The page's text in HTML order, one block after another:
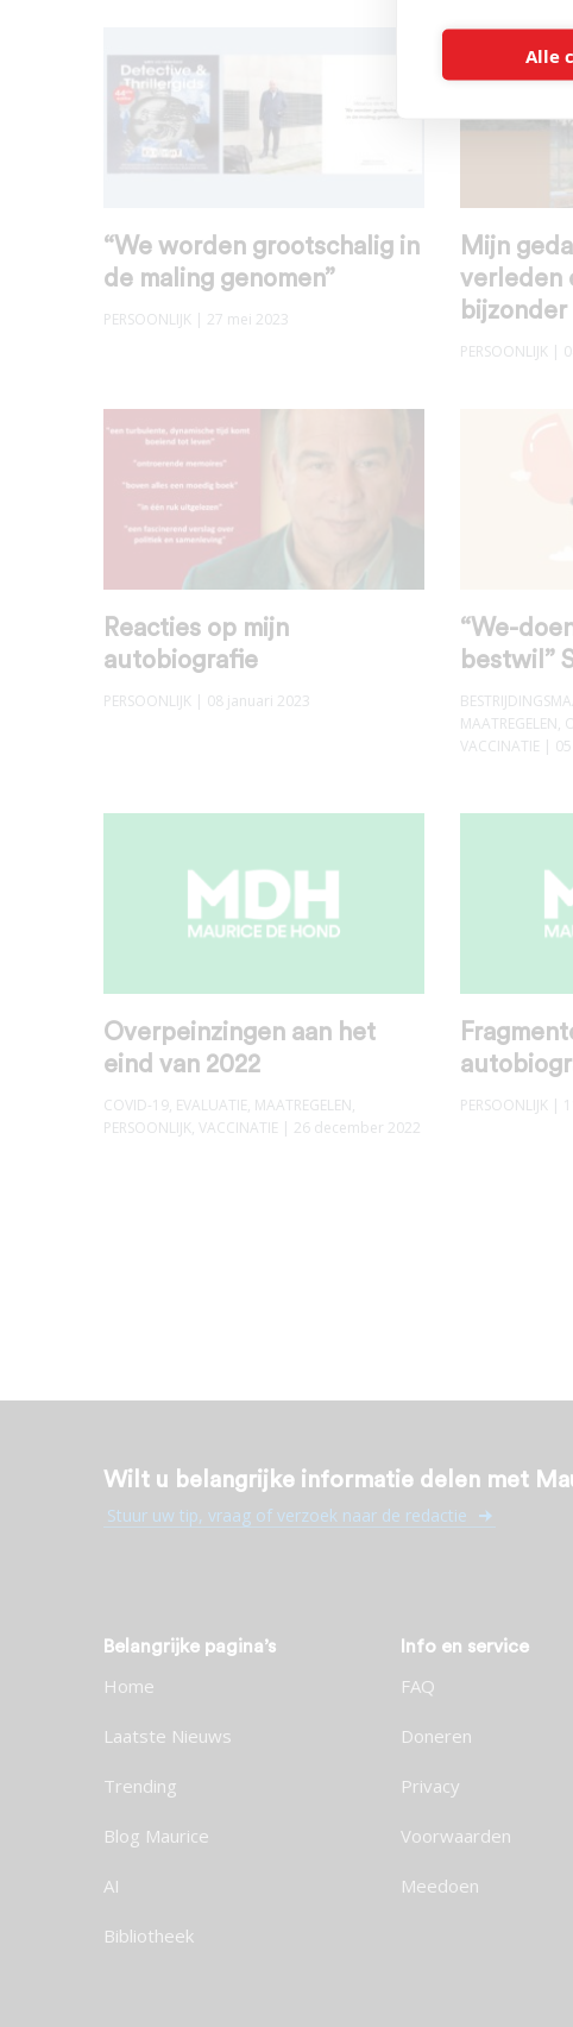
Alle
“We worden grootschalig in
de maling genomen”
PERSOONLIJK | 27 mei 2023
Mijn
verleden
PERSOONLIJK |
Reacties op mijn
autobiografie
PERSOONLIJK | 08 januari 2023
“We-
bestwil”
MAATREGELEN,
VACCINATIE |
Overpeinzingen aan het
eind van 2022
COVID-19, EVALUATIE, MAATREGELEN,
PERSOONLIJK, VACCINATIE | 26 december 2022
PERSOONLIJK |
Wilt u belangrijke informatie delen met
Stuur uw tip, vraag of verzoek naar de redactie
Belangrijke pagina’s
Home
Laatste Nieuws
Trending
Blog Maurice
AI
Bibliotheek
Info en service
FAQ
Doneren
Privacy
Voorwaarden
Meedoen